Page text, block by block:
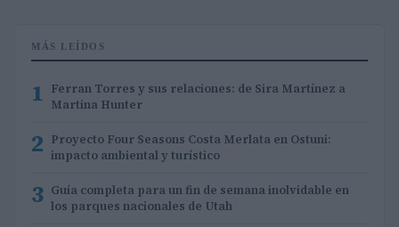
MÁS LEÍDOS
1 Ferran Torres y sus relaciones: de Sira Martínez a
Martina Hunter
2 Proyecto Four Seasons Costa Merlata en Ostuni:
impacto ambiental y turístico
3 Guía completa para un fin de semana inolvidable en
los parques nacionales de Utah